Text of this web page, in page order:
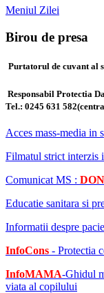
Meniul Zilei
Birou de presa
Purtatorul de cuvant al
Responsabil Protectia
Tel.: 0245 631
Acces mass-media in
Filmatul strict interzis
Comunicat MS :
Educatie sanitara si
Informatii despre
InfoCons - Protectia
InfoMAMA-Ghidul
viata al copilului